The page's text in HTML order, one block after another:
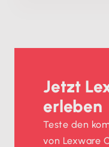
Jetzt
erleben
Teste den
von Lexware